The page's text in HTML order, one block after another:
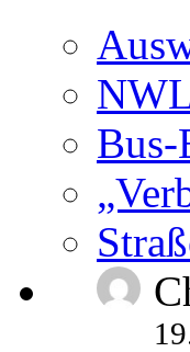
Bus-